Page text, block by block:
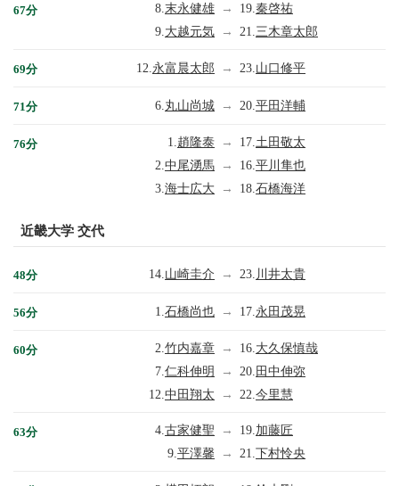
67分 8. 末永健雄 → 19. 秦啓祐
9. 大越元気 → 21. 三木章太郎
69分 12. 永富晨太郎 → 23. 山口修平
71分 6. 丸山尚城 → 20. 平田洋輔
76分 1. 趙隆泰 → 17. 土田敬太
2. 中尾湧馬 → 16. 平川隼也
3. 海士広大 → 18. 石橋海洋
近畿大学 交代
48分 14. 山崎圭介 → 23. 川井太貴
56分 1. 石橋尚也 → 17. 永田茂晃
60分 2. 竹内嘉章 → 16. 大久保慎哉
7. 仁科伸明 → 20. 田中伸弥
12. 中田翔太 → 22. 今里慧
63分 4. 古家健聖 → 19. 加藤匠
9. 平澤馨 → 21. 下村怜央